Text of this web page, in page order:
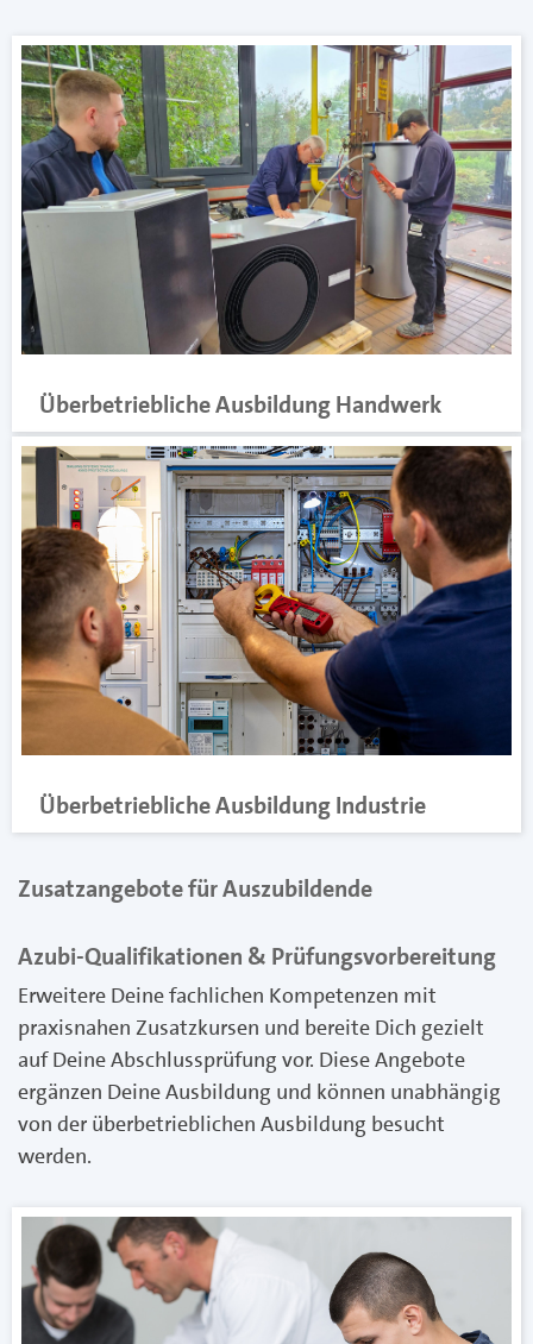
Überbetriebliche Ausbildung Handwerk
Überbetriebliche Ausbildung Industrie
Zusatzangebote für Auszubildende
Azubi-Qualifikationen & Prüfungsvorbereitung
Erweitere Deine fachlichen Kompetenzen mit
praxisnahen Zusatzkursen und bereite Dich gezielt
auf Deine Abschlussprüfung vor. Diese Angebote
ergänzen Deine Ausbildung und können unabhängig
von der überbetrieblichen Ausbildung besucht
werden.